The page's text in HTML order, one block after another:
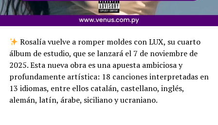
Rosalía vuelve a romper moldes con LUX, su cuarto
álbum de estudio, que se lanzará el 7 de noviembre de
2025. Esta nueva obra es una apuesta ambiciosa y
profundamente artística: 18 canciones interpretadas en
13 idiomas, entre ellos catalán, castellano, inglés,
alemán, latín, árabe, siciliano y ucraniano.